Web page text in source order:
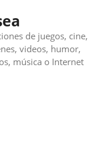
de juegos, cine,
videos, humor,
música o Internet